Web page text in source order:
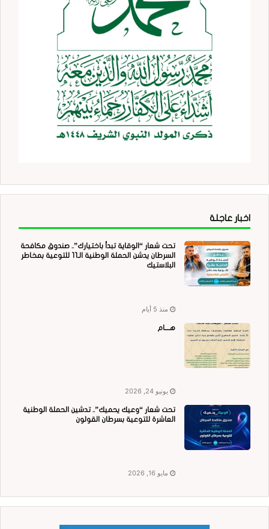
اخبار عاجلة
تحت شعار “الوقاية تبدأ باختيارك”.. صندوق مكافحة
السرطان يدشن الحملة الوطنية الـ11 للتوعية بمخاطر
البلاستيك
منذ 5 أيام
هــــام
يونيو 24, 2026
تحت شعار “وعيك يحميك”.. تدشين الحملة الوطنية
العاشرة للتوعية بسرطان القولون
مايو 16, 2026